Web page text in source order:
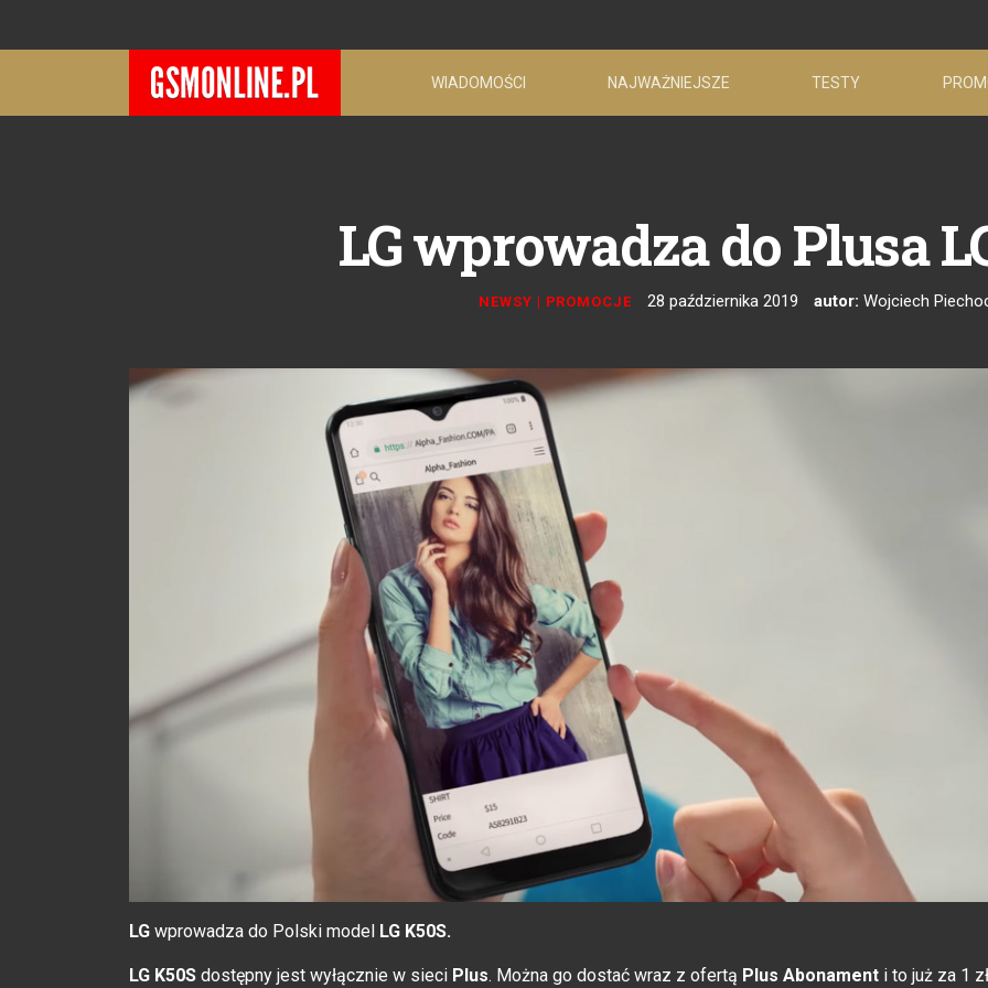
WIADOMOŚCI NAJWAŻNIEJSZE TESTY
LG wprowadza do Plusa
NEWSY | PROMOCJE 28 października 2019 autor: Wojciech
LG wprowadza do Polski model LG K50S.
LG K50S dostępny jest wyłącznie w sieci Plus. Można go dostać wraz z ofertą Plus Abonament i to już za 1 zł